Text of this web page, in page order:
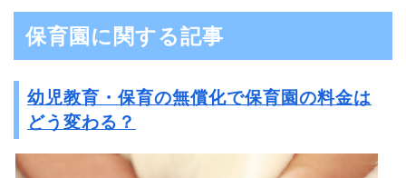
保育園に関する記事
幼児教育・保育の無償化で保育園の料金は
どう変わる？